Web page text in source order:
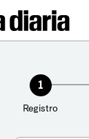
1
Registro